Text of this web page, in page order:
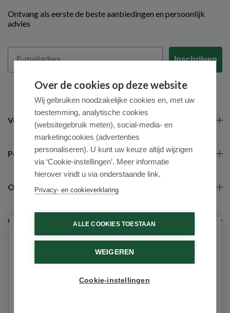
Ontvang als eerste de beste aanbiedingen en persoonlijk
advies
Email
Inschrijven
Veel gestelde vragen
Populaire merken
Over ons
Contact
Over de cookies op deze website
Wij gebruiken noodzakelijke cookies en, met uw
toestemming, analytische cookies
(websitegebruik meten), social-media- en
marketingcookies (advertenties
personaliseren). U kunt uw keuze altijd wijzigen
via ‘Cookie-instellingen’. Meer informatie
hierover vindt u via onderstaande link.
Privacy- en cookieverklaring
ALLE COOKIES TOESTAAN
WEIGEREN
Cookie-instellingen
Schrijf je in voor onze nieuwsbrief
Ontvang als eerste de beste aanbiedingen en persoonlijk
advies